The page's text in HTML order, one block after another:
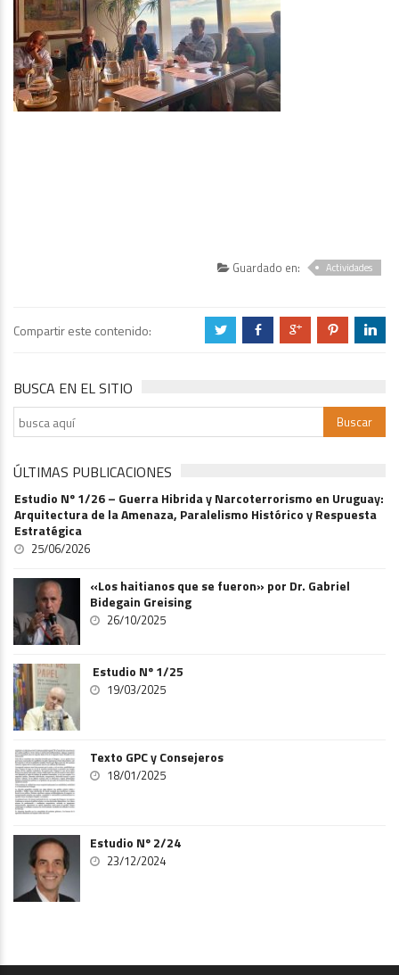
Guardado en: Actividades
Compartir este contenido: a b c d j
BUSCA EN EL SITIO
ÚLTIMAS PUBLICACIONES
Estudio Nº 1/26 – Guerra Hibrida y Narcoterrorismo en Uruguay:
Arquitectura de la Amenaza, Paralelismo Histórico y Respuesta
Estratégica
25/06/2026
«Los haitianos que se fueron» por Dr. Gabriel
Bidegain Greising
26/10/2025
Estudio Nº 1/25
19/03/2025
Texto GPC y Consejeros
18/01/2025
Estudio Nº 2/24
23/12/2024